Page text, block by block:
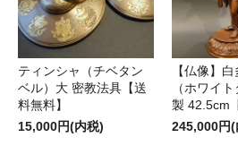
ティンシャ（チベタン
ベル）大 密教法具【送
料無料】
15,000円(内税)
【仏像】
（ホワイ
製 42.5cm
245,000円(